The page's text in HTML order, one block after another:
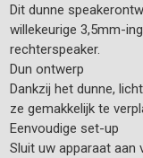
Dit dunne
willekeurige 3,5mm-
rechterspeaker.
Dun ontwerp
Dankzij het dunne,
ze gemakkelijk te
Eenvoudige set-up
Sluit uw apparaat aan